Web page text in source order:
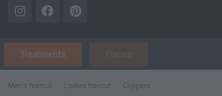
Treatments Places
Men's haircut Ladies haircut
Clippers